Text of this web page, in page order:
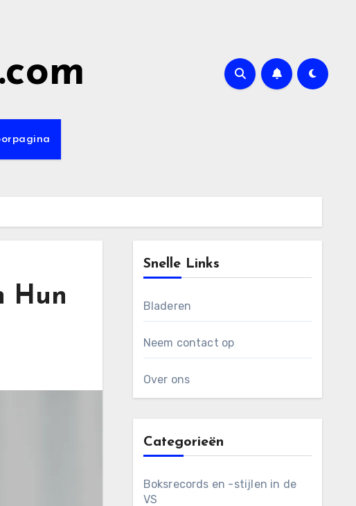
Hun
Snelle Links
Bladeren
Neem contact op
Over ons
Categorieën
Boksrecords en -stijlen in de
VS